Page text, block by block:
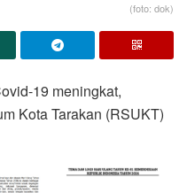
(foto: dok)
19 meningkat,
Kota Tarakan (RSUKT)